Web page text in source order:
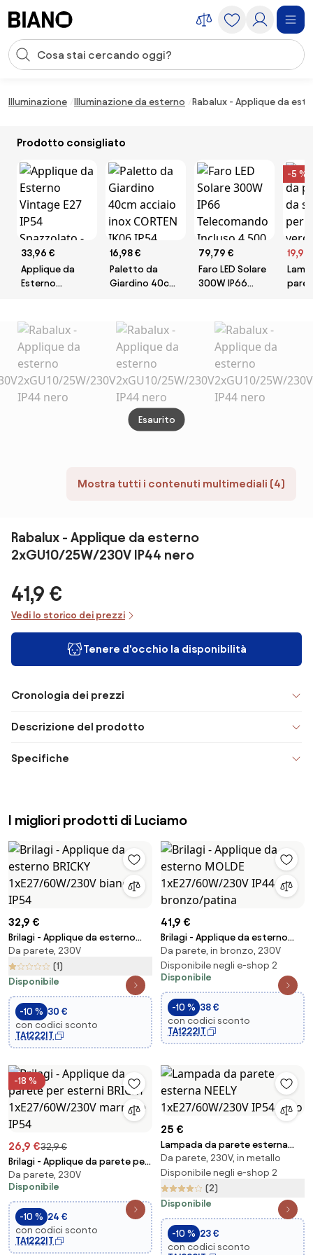
Input della ricerca
Illuminazione Illuminazione da esterno Rabalux - Applique da
Prodotto consigliato
33,96 €
Applique da
Esterno
Spazzolato -
16,98 €
Paletto da
Giardino 40cm
IP54 base E27
79,79 €
Faro LED Solare
300W IP66
lumen - SERIE
Bianco Naturale
4.000K
-5 %
19,95
Mostra tutti i contenuti multimediali (4)
Esaurito
Rabalux - Applique da esterno
2xGU10/25W/230V IP44 nero
41,9 €
Vedi lo storico dei prezzi
Tenere d'occhio la disponibilità
Cronologia dei prezzi
Descrizione del prodotto
Specifiche
I migliori prodotti di Luciamo
32,9 €
Brilagi - Applique da esterno
BRICKY 1xE27/60W/230V bianco
IP54
Da parete, 230V
(1)
Disponibile
-10 % 30 €
con codici sconto
TA1222IT
41,9 €
Brilagi - Applique da esterno
MOLDE 1xE27/60W/230V IP44
bronzo/patina
Da parete, in bronzo, 230V
Disponibile negli e-shop 2
Disponibile
-10 % 38 €
con codici sconto
TA1222IT
-18 %
26,9 €32,9 €
Brilagi - Applique da parete per
esterni BRICKY 1xE27/60W/230V
marrone IP54
Da parete, 230V
Disponibile
-10 % 24 €
con codici sconto
TA1222IT
25 €
Lampada da parete esterna
NEELY 1xE27/60W/230V IP54 nero
Da parete, 230V, in metallo
Disponibile negli e-shop 2
(2)
Disponibile
-10 % 23 €
con codici sconto